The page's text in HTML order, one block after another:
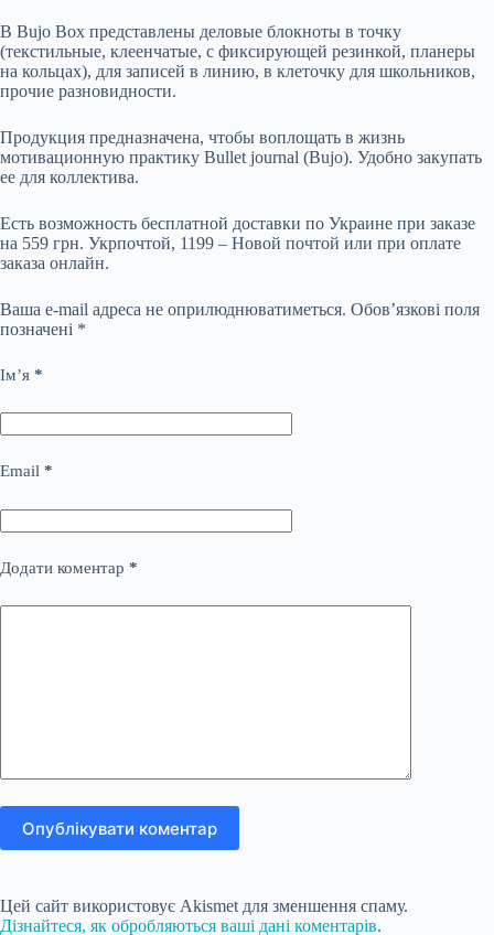
В Bujo Box представлены деловые блокноты в точку
(текстильные, клеенчатые, с фиксирующей резинкой, планеры
на кольцах), для записей в линию, в клеточку для школьников,
прочие разновидности.
Продукция предназначена, чтобы воплощать в жизнь
мотивационную практику Bullet journal (Bujo). Удобно закупать
ее для коллектива.
Есть возможность бесплатной доставки по Украине при заказе
на 559 грн. Укрпочтой, 1199 – Новой почтой или при оплате
заказа онлайн.
Ваша e-mail адреса не оприлюднюватиметься. Обов’язкові поля
позначені *
Ім’я *
Email *
Додати коментар *
Опублікувати коментар
Цей сайт використовує Akismet для зменшення спаму.
Дізнайтеся, як обробляються ваші дані коментарів.